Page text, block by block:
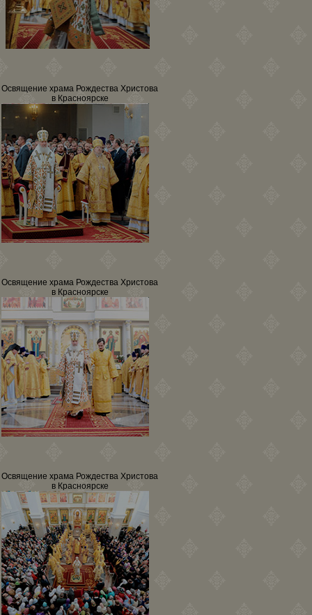
Освящение храма Рождества Христова
в Красноярске
Освящение храма Рождества Христова
в Красноярске
Освящение храма Рождества Христова
в Красноярске